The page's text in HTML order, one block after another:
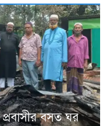
প্রবাসীর বসত ঘর